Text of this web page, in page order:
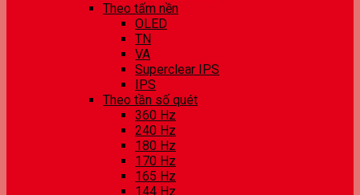
Theo tấm nền
OLED
TN
VA
Superclear IPS
IPS
Theo tần số quét
360 Hz
240 Hz
180 Hz
170 Hz
165 Hz
144 Hz